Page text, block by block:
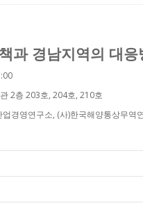
과 경남지역의 대
2층 203호, 204호, 210호
경영연구소, (사)한국해양통상무역